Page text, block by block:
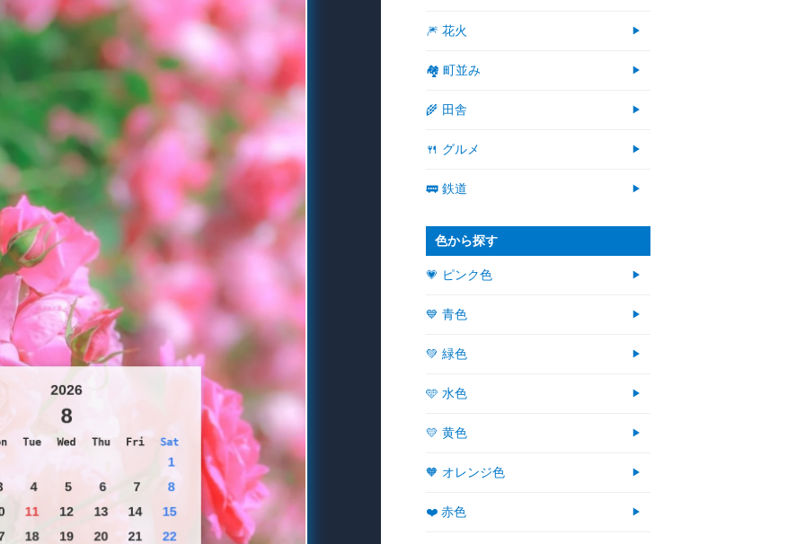
🎆 花火
🏘 町並み
🌾 田舎
🍴 グルメ
🚃 鉄道
色から探す
💗 ピンク色
💙 青色
💚 緑色
🩵 水色
💛 黄色
🧡 オレンジ色
❤️ 赤色